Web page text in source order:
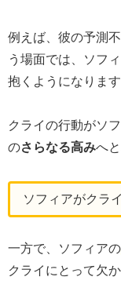
例えば、彼の予測
う場面では、ソフ
抱くようになります
クライの行動がソ
のさらなる高みへ
ソフィアがクラ
一方で、ソフィアの
クライにとって欠